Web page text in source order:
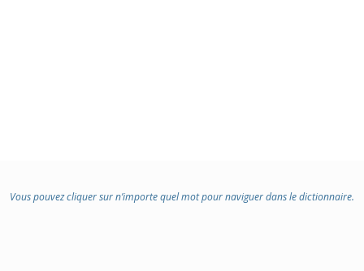
Vous pouvez cliquer sur n’importe quel mot pour naviguer dans le dictionnaire.